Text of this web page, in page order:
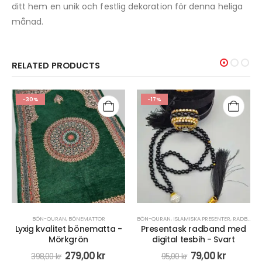
ditt hem en unik och festlig dekoration för denna heliga
månad.
RELATED PRODUCTS
-30%
BÖN-QURAN, BÖNEMATTOR
Lyxig kvalitet bönematta -
Mörkgrön
398,00kr 279,00kr
-17%
BÖN-QURAN, ISLAMISKA PRESENTER, RADBAND/MISBAHA
Presentask radband med
digital tesbih - Svart
95,00kr 79,00kr